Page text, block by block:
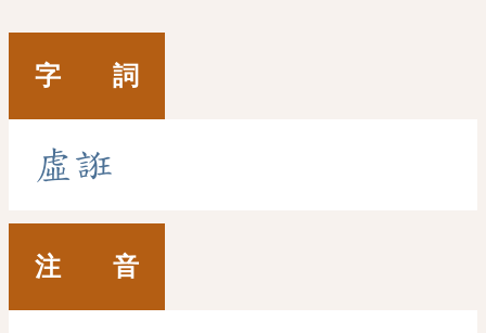
字 詞
虛誑
注 音